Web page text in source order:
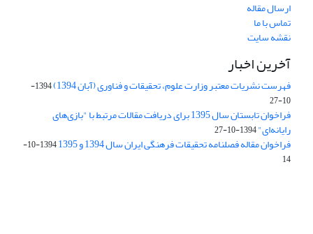
ارسال مقاله
تماس با ما
نقشه سایت
آخرین اخبار
فهرست نشریات معتبر وزارت علوم، تحقیقات و فناوری (آبان 1394)
1394-
10-27
فراخوان تابستان سال 1395 برای دریافت مقالات مرتبط با "بازی‌های
رایانه‌ای"1394-10-27
فراخوان مقاله فصلنامه تحقیقات فرهنگی ایران سال 1394 و 1395
1394-10-
14